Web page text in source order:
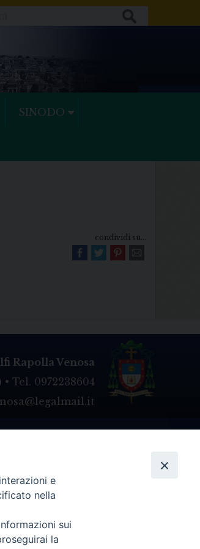
SINODO
condividi su...
Rapolla Venosa
Tel. 0972238604
e
nella
sui
la